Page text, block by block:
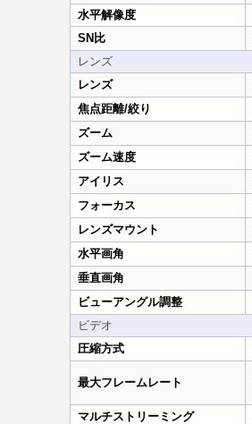
水平解像度
SN比
レンズ
レンズ
焦点距離/絞り
ズーム
ズーム速度
アイリス
フォーカス
レンズマウント
水平画角
垂直画角
ビューアングル調整
ビデオ
圧縮方式
最大フレームレート
マルチストリーミング